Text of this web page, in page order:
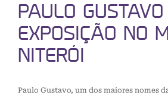
PAULO
EXPOSIÇÃO NO
NITERÓI
Paulo Gustavo, um dos maiores nomes